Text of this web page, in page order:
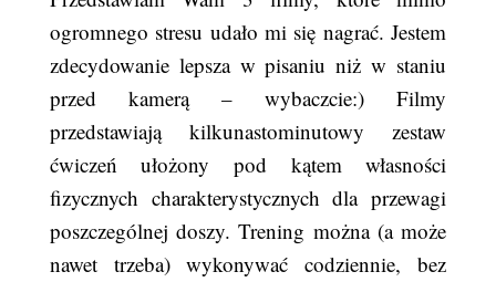
ogromnego stresu udało mi się nagrać. Jestem
zdecydowanie lepsza w pisaniu niż w staniu
przed kamerą – wybaczcie:) Filmy
przedstawiają kilkunastominutowy zestaw
ćwiczeń ułożony pod kątem własności
fizycznych charakterystycznych dla przewagi
poszczególnej doszy. Trening można (a może
nawet trzeba) wykonywać codziennie, bez